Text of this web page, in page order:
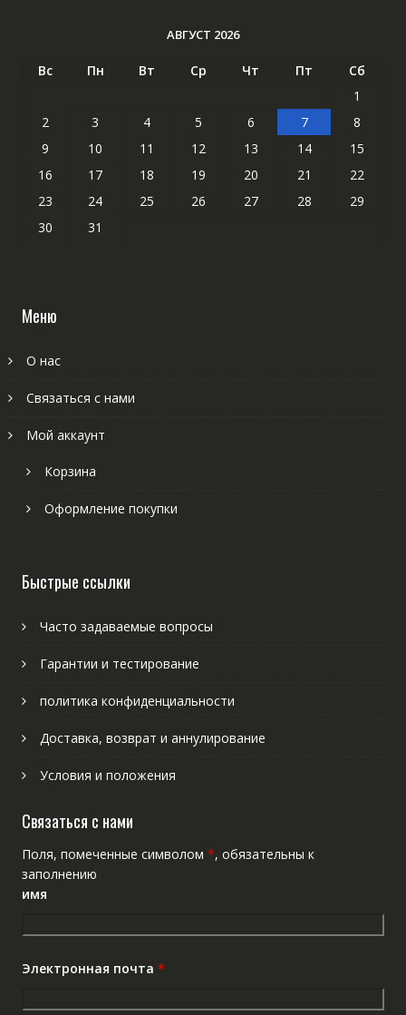
АВГУСТ 2026
Вс Пн Вт Ср Чт Пт
Сб
1
2
3 4 5 6 7
8
9
10 11 12 13 14
15
16
17 18 19 20 21
22
23
24 25 26 27 28
29
30
31
Меню
О нас
Связаться с нами
Мой аккаунт
Корзина
Оформление покупки
Быстрые ссылки
Часто задаваемые вопросы
Гарантии и тестирование
политика конфиденциальности
Доставка, возврат и аннулирование
Условия и положения
Связаться с нами
Поля, помеченные символом *, обязательны к
заполнению
имя
Электронная почта *